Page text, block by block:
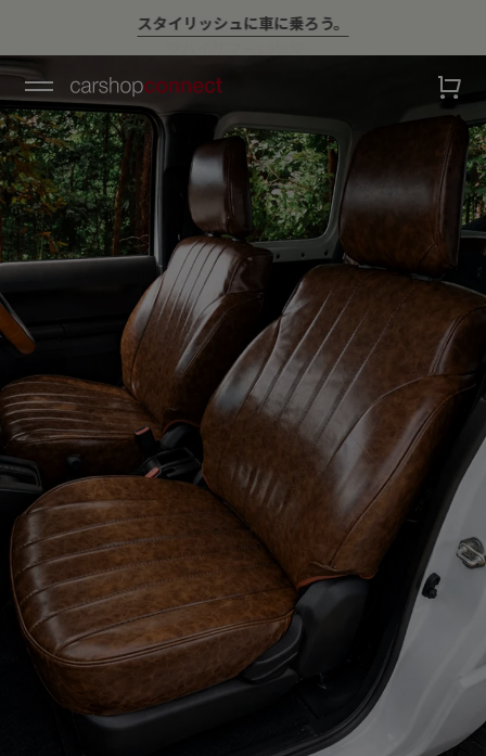
￥10,000以上ご購入で送料無料